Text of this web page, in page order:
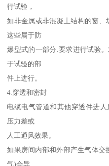
行试验，
如非金属或非混凝土结构的窗、
这些属于防
爆型式的一部分.要求进行试验
于试验的部
件上进行。
4.穿透和密封
电缆电气管道和其他穿透件进
压力差或
人工通风效果。
如果房间内部和外部产生气体
气)会导